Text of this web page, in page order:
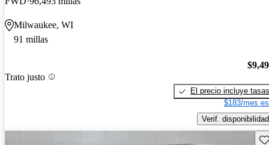
Milwaukee, WI
91 millas
Trato justo
El precio incluye tasas
$183/mes
Verif. disponibilidad